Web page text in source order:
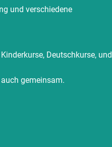
und verschiedene
Deutschkurse, und
gemeinsam.